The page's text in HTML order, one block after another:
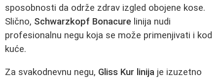
sposobnosti da održe zdrav izgled obojene kose.
Slično, Schwarzkopf Bonacure linija nudi
profesionalnu negu koja se može primenjivati i kod
kuće.
Za svakodnevnu negu, Gliss Kur linija je izuzetno